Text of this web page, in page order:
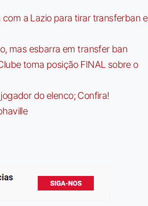
com a Lazio para tirar transferban e
mas esbarra em transfer ban
toma posição FINAL sobre o
do elenco; Confira!